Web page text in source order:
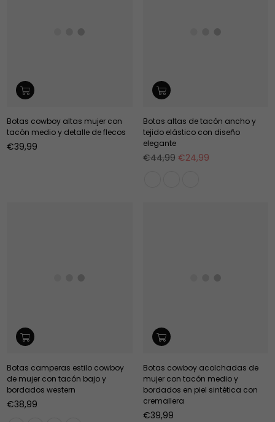
Botas cowboy altas mujer con
tacón medio y detalle de flecos
Precio
€39,99
Botas altas de tacón ancho y
tejido elástico con diseño
elegante
Precio
€44,99 €24,99
Botas camperas estilo cowboy
de mujer con tacón bajo y
bordados western
Precio
€38,99
Botas cowboy acolchadas de
mujer con tacón medio y
bordados en piel sintética con
cremallera
Precio
€39,99